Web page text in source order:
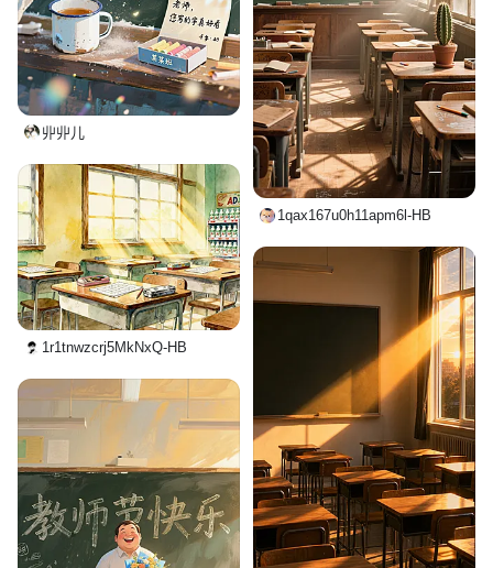
丱丱儿
1qax167u0h11apm6l-HB
1r1tnwzcrj5MkNxQ-HB